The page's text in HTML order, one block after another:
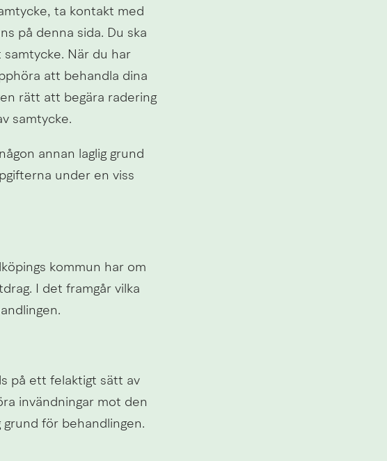
ta kontakt med
på denna sida. Du ska
När du har
att behandla dina
rätt att begära radering
samtycke.
annan laglig grund
under en viss
kommun har om
I det framgår vilka
på ett felaktigt sätt av
invändningar mot den
grund för behandlingen.